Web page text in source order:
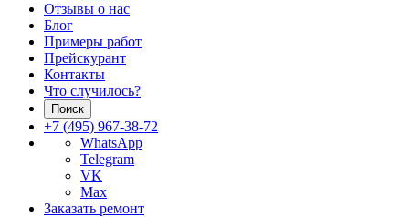
Отзывы о нас
Блог
Примеры работ
Прейскурант
Контакты
Что случилось?
Поиск
+7 (495) 967-38-72
WhatsApp
Telegram
VK
Max
Заказать ремонт